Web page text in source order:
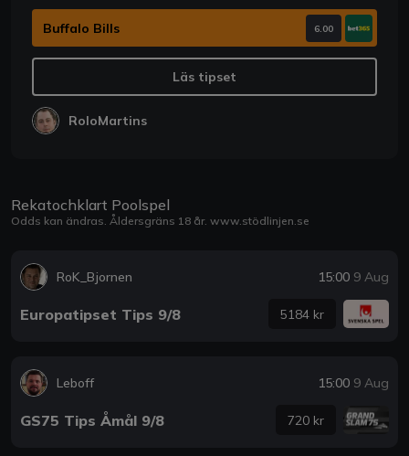
Buffalo Bills 6.00
Läs tipset
RoloMartins
Rekatochklart Poolspel
Odds kan ändras. Åldersgräns 18 år. www.stödlinjen.se
RoK_Bjornen 15:00 9 Aug
Europatipset Tips 9/8 5184 kr
Leboff 15:00 9 Aug
GS75 Tips Åmål 9/8 720 kr